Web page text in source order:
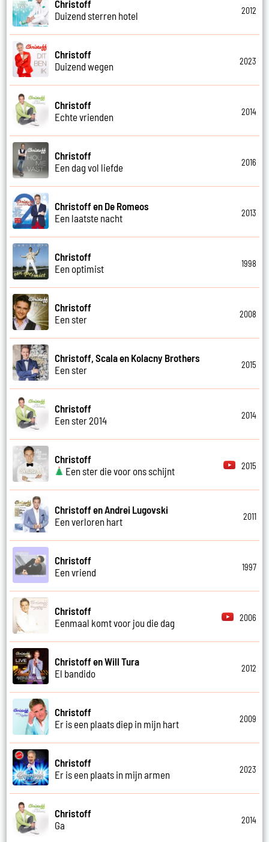
Christoff
Duizend sterren hotel
2012
Christoff
Duizend wegen
2023
Christoff
Echte vrienden
2014
Christoff
Een dag vol liefde
2016
Christoff en De Romeos
Een laatste nacht
2013
Christoff
Een optimist
1998
Christoff
Een ster
2008
Christoff, Scala en Kolacny Brothers
Een ster
2015
Christoff
Een ster 2014
2014
Christoff
Een ster die voor ons schijnt
2015
Christoff en Andrei Lugovski
Een verloren hart
2011
Christoff
Een vriend
1997
Christoff
Eenmaal komt voor jou die dag
2006
Christoff en Will Tura
El bandido
2012
Christoff
Er is een plaats diep in mijn hart
2009
Christoff
Er is een plaats in mijn armen
2023
Christoff
Ga
2014